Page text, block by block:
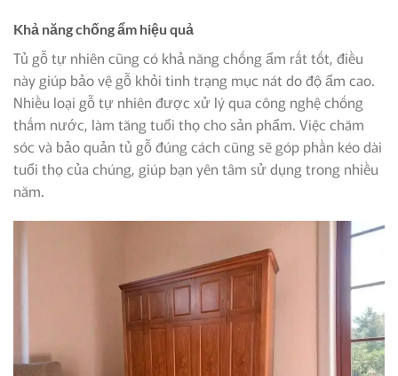
Khả năng chống ẩm hiệu quả
Tủ gỗ tự nhiên cũng có khả năng chống ẩm rất tốt, điều
này giúp bảo vệ gỗ khỏi tình trạng mục nát do độ ẩm cao.
Nhiều loại gỗ tự nhiên được xử lý qua công nghệ chống
thấm nước, làm tăng tuổi thọ cho sản phẩm. Việc chăm
sóc và bảo quản tủ gỗ đúng cách cũng sẽ góp phần kéo dài
tuổi thọ của chúng, giúp bạn yên tâm sử dụng trong nhiều
năm.